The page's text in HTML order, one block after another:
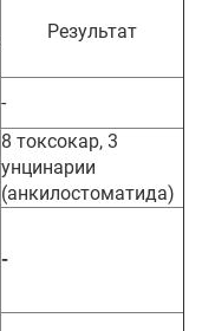
Результат
-
8 токсокар, 3
унцинарии
(анкилостоматида)
-